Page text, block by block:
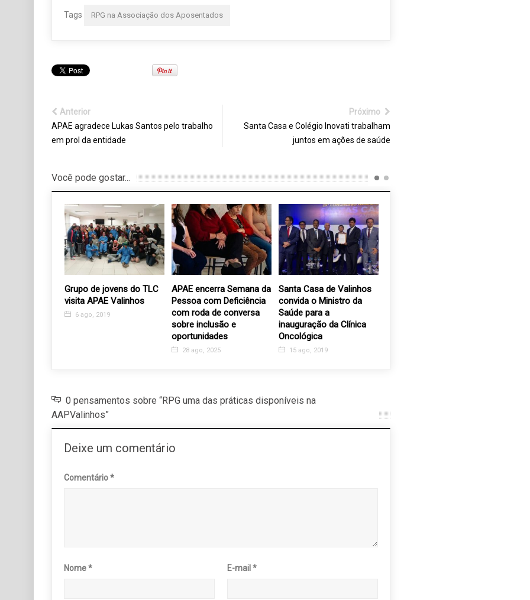
Tags RPG na Associação dos Aposentados
Anterior
APAE agradece Lukas Santos pelo trabalho
em prol da entidade
Próximo
Santa Casa e Colégio Inovati trabalham
juntos em ações de saúde
Você pode gostar...
Grupo de jovens do TLC
visita APAE Valinhos
6 ago, 2019
APAE encerra Semana da
Pessoa com Deficiência
com roda de conversa
sobre inclusão e
oportunidades
28 ago, 2025
Santa Casa de Valinhos
convida o Ministro da
Saúde para a
inauguração da Clínica
Oncológica
15 ago, 2019
0 pensamentos sobre “RPG uma das práticas disponíveis na
AAPValinhos”
Deixe um comentário
Comentário*
Nome* E-mail*